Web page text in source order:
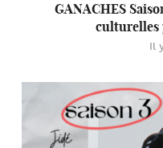
GANACHES
culturelles
Il